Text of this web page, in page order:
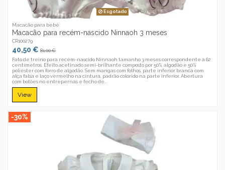
Esgotado
Macacão para bebé
Macacão para recém-nascido Ninnaoh 3 meses
CR100279
40,50 €81,00 €
Fato de treino para recém-nascido Ninnaoh tamanho 3 meses correspondente a 62
centímetros. Efeito acetinado semi-brilhante composto por 50% algodão e 50%
poliéster com forro de algodão. Sem mangas com folhos, parte inferior branca com
alça falsa e laço vermelho na cintura, padrão colorido na parte inferior. Abertura
com botões no entrepernas e fecho de...
View
-30%